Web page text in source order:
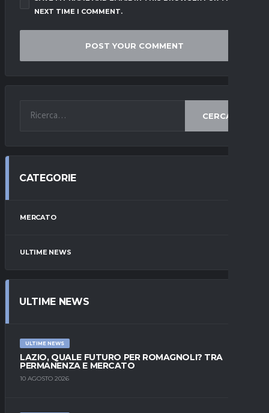
NEXT TIME I COMMENT.
CERCA
CATEGORIE
MERCATO
ULTIME NEWS
ULTIME NEWS
ULTIME NEWS
LAZIO, QUALE FUTURO PER ROMAGNOLI? TRA
PERMANENZA E MERCATO
10 AGOSTO 2026